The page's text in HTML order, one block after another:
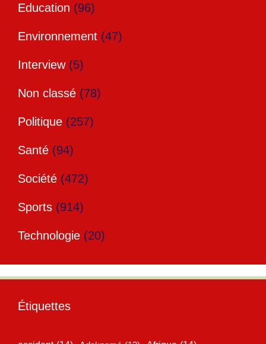
Education (96)
Environnement (47)
Interview(5)
Non classé (78)
Politique (257)
Santé (94)
Société (472)
Sports (914)
Technologie (20)
Étiquettes